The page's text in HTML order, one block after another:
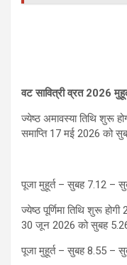
वट सावित्री व्रत 2026
ज्येष्ठ अमावस्या तिथि शुरू
समाप्ति 17 मई 2026 को
पूजा मुहूर्त – सुबह 7.12 –
ज्येष्ठ पूर्णिमा तिथि शुरू
30 जून 2026 को सुबह 5.26
पूजा मुहूर्त – सुबह 8.55 –